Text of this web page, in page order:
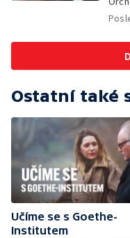
Ostatní také
Učíme se s Goethe-
Institutem